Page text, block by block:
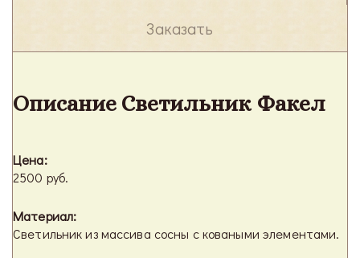
Заказать
Описание Светильник Факел
Цена:
2500 руб.
Материал:
Светильник из массива сосны с коваными элементами.